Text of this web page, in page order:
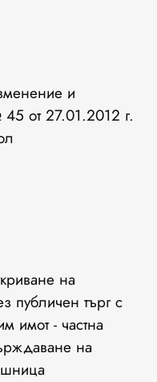
и
от 27.01.2012 г.
на
публичен търг с
имот - частна
на